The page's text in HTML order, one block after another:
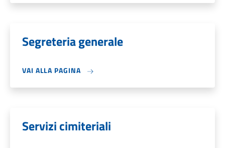
Segreteria generale
VAI ALLA PAGINA
Servizi cimiteriali